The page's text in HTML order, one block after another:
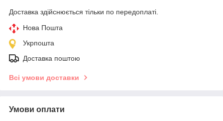
Доставка здійснюється тільки по передоплаті.
Нова Пошта
Укрпошта
Доставка поштою
Всі умови доставки
Умови оплати